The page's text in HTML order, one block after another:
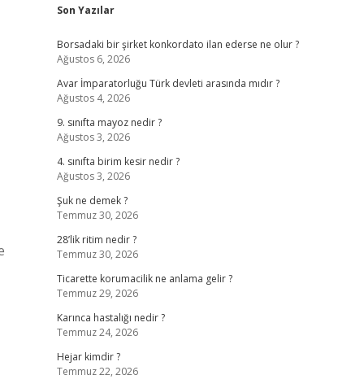
Sidebar
Son Yazılar
Borsadaki bir şirket konkordato ilan ederse ne olur ?
Ağustos 6, 2026
Avar İmparatorluğu Türk devleti arasında mıdır ?
Ağustos 4, 2026
9. sınıfta mayoz nedir ?
Ağustos 3, 2026
4. sınıfta birim kesir nedir ?
Ağustos 3, 2026
Şuk ne demek ?
Temmuz 30, 2026
28’lik ritim nedir ?
Temmuz 30, 2026
Ticarette korumacilik ne anlama gelir ?
Temmuz 29, 2026
Karınca hastalığı nedir ?
Temmuz 24, 2026
Hejar kimdir ?
Temmuz 22, 2026